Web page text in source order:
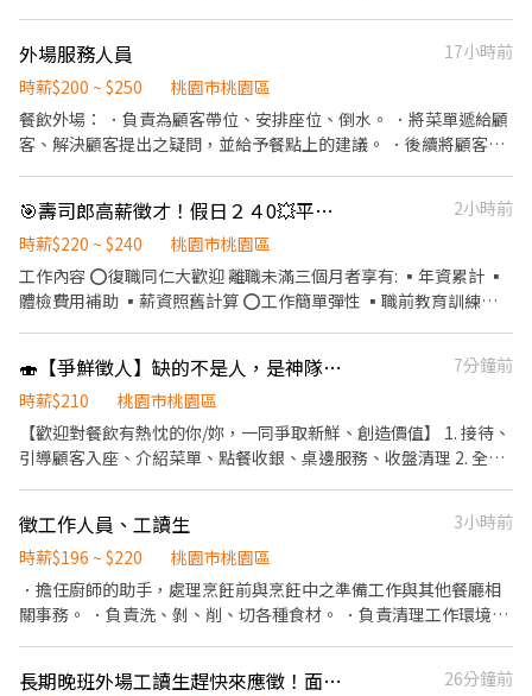
學習訓練，來創造顧客無與倫比的冰淇淋體驗 1.新進學習訓練(教室
課程/實作課程訓練) 2.晉升訓練(時薪娛樂經理培訓課程) 【福利】
我們會依公司的經營成果，規劃員工福利讓夥伴和公司一起成長 1.
保險制度：勞保、健保、團保(意外險)、職災保險、退休金提撥6%
用冰淇淋、員工折扣、生日福利、三節禮金(品)、福委會福利
外場服務人員
17小時前
時薪$200 ~ $250
桃園市桃園區
餐飲外場： ．負責為顧客帶位、安排座位、倒水。 ．將菜單遞給顧
客、解決顧客提出之疑問，並給予餐點上的建議。 ．後續將顧客點
收銀等工作。打包外帶服務。
🎯壽司郎高薪徵才！假日２４0💥平日２２０，跟我們一起挑戰更高薪！【桃園國際路店】
2小時前
時薪$220 ~ $240
桃園市桃園區
工作內容 ⭕復職同仁大歡迎 離職未滿三個月者享有: ▪年資累計 ▪
體檢費用補助 ▪薪資照舊計算 ⭕工作簡單彈性 ▪職前教育訓練，
帶客入座→介紹、服務→商品提供→食材補充→確認結帳金額→收
銀結帳 等 ▪內場 商品進貨、準備、整理→料理製作→提供餐點→餐
具清洗→庫存盤點、出貨 等 ⭕獎金福利 ▪生日禮券 ▪不定期活動
競賽獎金 ▪一年4次考核及調薪 ⭕企業魅力 ▪「以人為本」注重團
如：成本控管及數據分析等專業知識 ▪升遷快速且制度完善，依努
力及成果將有升遷加薪的機會 ▪享有完善的福利制度，加班費為
5分鐘為單位計算，重視員工的辛勤付出 ▪計畫拓展全台灣，讓
更多人有機會品嚐美味平價壽司，致力成為頂尖品牌 ⭕基本保障 ①
加班費(以5分鐘為單位計算) ②勞保、健保、意外險 ③每月提撥勞工
退休新制6% ④特休／年假按照勞基法規定 ⑤颱風天出勤津貼補助
⑥員工店內用餐折扣 ⑦提供員工制服 ⑧任職一年後提供免費健檢
🍣【爭鮮徵人】缺的不是人，是神隊友。時薪210💰爭鮮PLUS➕🍣桃園藝文店🎉
7分鐘前
時薪$210
桃園市桃園區
【歡迎對餐飲有熱忱的你/妳，一同爭取新鮮、創造價值】 1. 接待、
引導顧客入座、介紹菜單、點餐收銀、桌邊服務、收盤清理 2. 全方
爭鮮徵人中！一起邊賺錢邊變強 💪 不怕你沒經驗 只怕你不敢試 ✨
我們要的是： ✔ 不怕忙 ✔ 愛笑 ✔ 想存錢 ✔ 想交朋友 在這裡你會得
到： 🔥 穩定排班 🔥 同事像朋友 🔥 學會抗壓＋反應變快 🔥 表現好升
遷超快 時薪 $210 🕒 時段彈性排班 打工不只是打工 是讓自己升級的
徵工作人員、工讀生
3小時前
時薪$196 ~ $220
桃園市桃園區
．擔任廚師的助手，處理烹飪前與烹飪中之準備工作與其他餐廳相
關事務。 ．負責洗、剝、削、切各種食材。 ．負責清理工作環境、
長期晚班外場工讀生趕快來應徵！面試ok馬上排班！
26分鐘前